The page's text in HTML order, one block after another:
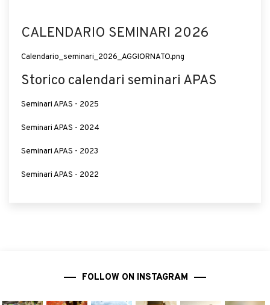
CALENDARIO SEMINARI 2026
Calendario_seminari_2026_AGGIORNATO.png
Storico calendari seminari APAS
Seminari APAS - 2025
Seminari APAS - 2024
Seminari APAS - 2023
Seminari APAS - 2022
FOLLOW ON INSTAGRAM